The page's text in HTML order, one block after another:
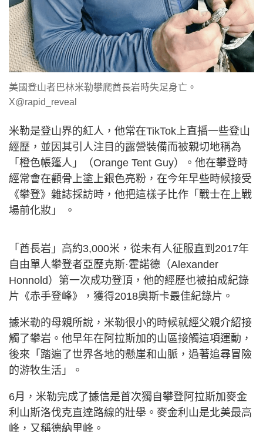
美國登山者巴林米勒攀爬酋長岩時失足身亡。
X@rapid_reveal
米勒是登山界的紅人，他常在TikTok上直播一些登山
經歷，並因其引人注目的露營裝備而被親切地稱為
「橙色帳篷人」（Orange Tent Guy）。他在攀登時
經常會在顴骨上塗上銀色亮粉，在今年早些時候接受
《攀登》雜誌採訪時，他把這樣子比作「戰士在上戰
場前化妝」 。
「酋長岩」高約3,000米，從未有人征服直到2017年
自由單人攀登者亞歷克斯·霍諾德（Alexander
Honnold）第一次成功登頂，他的經歷也被拍成紀錄
片《赤手登峰》，獲得2018奧斯卡最佳紀錄片。
據米勒的母親所說，米勒很小的時候就經父親介紹接
觸了攀岩。他早年在阿拉斯加的山區接觸這項運動，
後來「踏遍了世界各地的懸崖和山脈，過著追尋冒險
的游牧生活」。
6月，米勒完成了據信是首次獨自攀登阿拉斯加麥金
利山斯洛伐克直達路線的壯舉。麥金利山是北美最高
峰，又稱德納里峰。